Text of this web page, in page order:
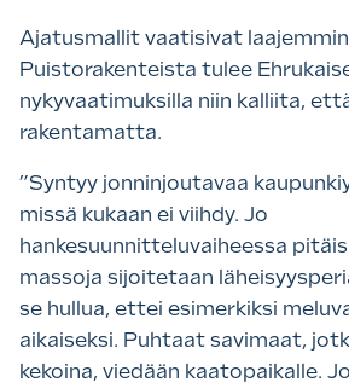
Ajatusmallit vaatisivat
Puistorakenteista tulee
nykyvaatimuksilla niin kalliita,
rakentamatta.
”Syntyy jonninjoutavaa
missä kukaan ei viihdy. Jo
hankesuunnitteluvaiheessa
massoja sijoitetaan
se hullua, ettei esimerkiksi
aikaiseksi. Puhtaat savimaat,
kekoina, viedään kaatopaikalle.